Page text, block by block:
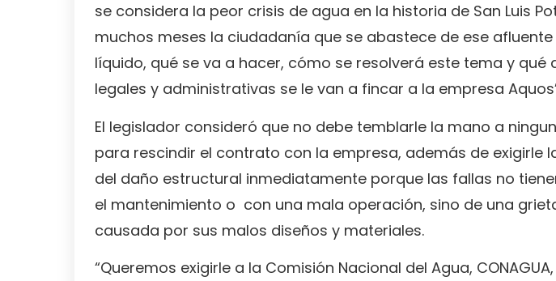
se considera la peor crisis de agua en la historia de San Luis
muchos meses la ciudadanía que se abastece de ese
líquido, qué se va a hacer, cómo se resolverá este tema y qué
legales y administrativas se le van a fincar a la empresa
El legislador consideró que no debe temblarle la mano a
para rescindir el contrato con la empresa, además de exigirle
del daño estructural inmediatamente porque las fallas no
el mantenimiento o con una mala operación, sino de una
causada por sus malos diseños y materiales.
“Queremos exigirle a la Comisión Nacional del Agua,